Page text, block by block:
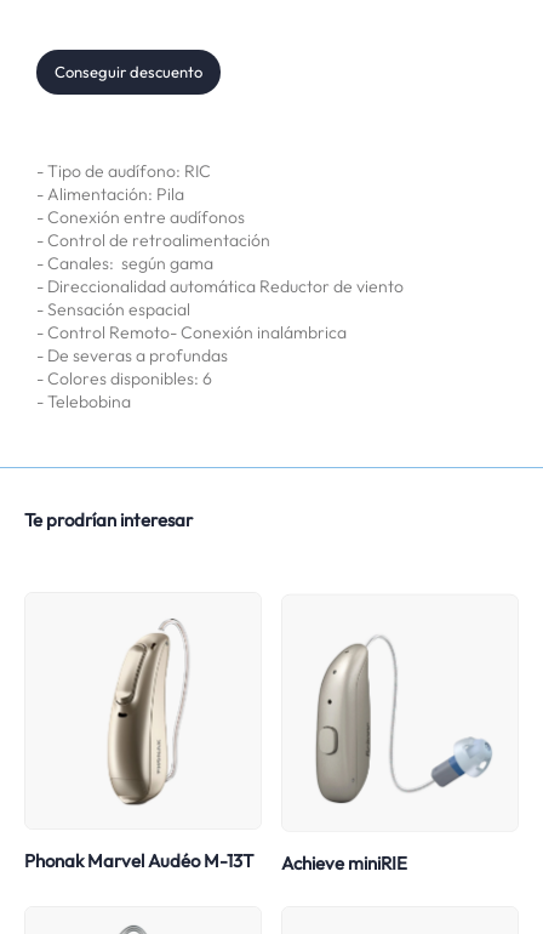
Conseguir descuento
- Tipo de audífono: RIC
- Alimentación: Pila
- Conexión entre audífonos
- Control de retroalimentación
- Canales: según gama
- Direccionalidad automática Reductor de viento
- Sensación espacial
- Control Remoto- Conexión inalámbrica
- De severas a profundas
- Colores disponibles: 6
- Telebobina
Te prodrían interesar
Phonak Marvel Audéo M-13T Achieve miniRIE